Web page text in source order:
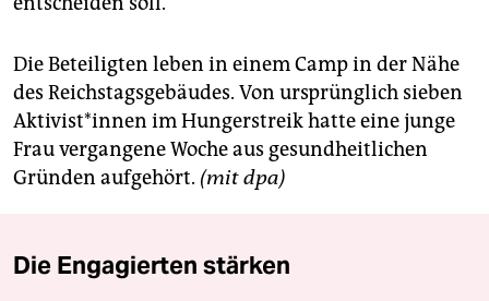
Die Beteiligten leben in einem Camp in der Nähe
des Reichstagsgebäudes. Von ursprünglich sieben
Ak­ti­vis­t*in­nen im Hungerstreik hatte eine junge
Frau vergangene Woche aus gesundheitlichen
Gründen aufgehört. (mit dpa)
Die Engagierten stärken